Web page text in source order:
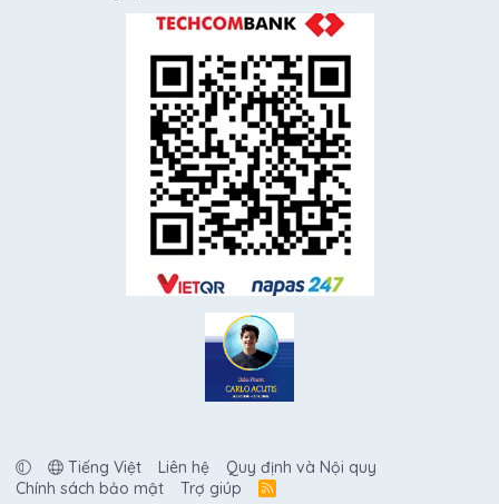
Tiếng Việt Liên hệ
Quy định và Nội quy
Chính sách bảo mật
Trợ giúp
R